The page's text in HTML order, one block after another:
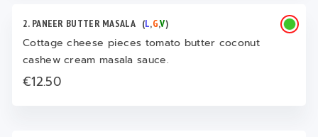
2. PANEER BUTTER MASALA (L,G,V)
Cottage cheese pieces tomato butter coconut
cashew cream masala sauce.
€12.50